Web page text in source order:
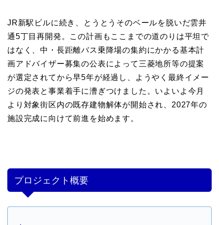
JR新駅ビルに続き、とうとうそのベールを脱いだ雲井
通5丁目再開発。この計画もここまでの道のりは平坦で
はなく、中・長距離バス乗降場の集約にかかる基本計
画アドバイザー募集の公表によって三菱地所等の提案
が選定されてから早5年が経過し、ようやく最終イメー
ジの発表と事業着手に漕ぎつけました。いよいよ今月
より対象街区内の既存建物解体が開始され、2027年の
施設完成に向けて前進を始めます。
プロジェクト概要